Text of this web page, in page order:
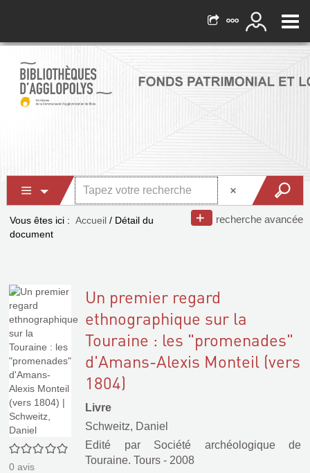
recherche avancée
Vous êtes ici : Accueil / Détail du
document
0/5
0 avis
Un premier regard
ethnographique sur la
Touraine : les "promenades"
d'Amans-Alexis Monteil (vers
1804)
Livre
Schweitz, Daniel
Edité par Société archéologique de
Touraine. Tours - 2008